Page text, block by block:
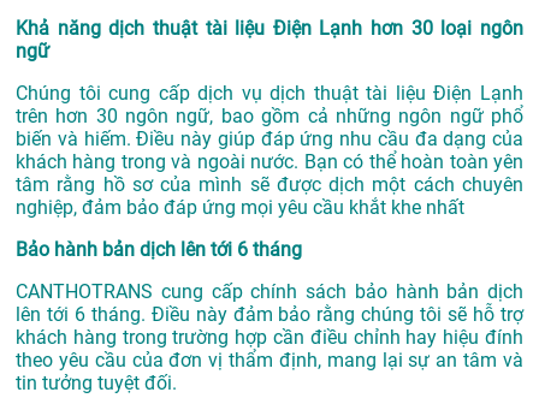
Khả năng dịch thuật tài liệu Điện Lạnh hơn 30 loại ngôn
ngữ
Chúng tôi cung cấp dịch vụ dịch thuật tài liệu Điện Lạnh
trên hơn 30 ngôn ngữ, bao gồm cả những ngôn ngữ phổ
biến và hiếm. Điều này giúp đáp ứng nhu cầu đa dạng của
khách hàng trong và ngoài nước. Bạn có thể hoàn toàn yên
tâm rằng hồ sơ của mình sẽ được dịch một cách chuyên
nghiệp, đảm bảo đáp ứng mọi yêu cầu khắt khe nhất
Bảo hành bản dịch lên tới 6 tháng
CANTHOTRANS cung cấp chính sách bảo hành bản dịch
lên tới 6 tháng. Điều này đảm bảo rằng chúng tôi sẽ hỗ trợ
khách hàng trong trường hợp cần điều chỉnh hay hiệu đính
theo yêu cầu của đơn vị thẩm định, mang lại sự an tâm và
tin tưởng tuyệt đối.